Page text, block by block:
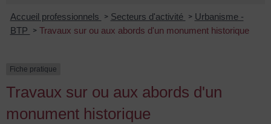
Accueil professionnels > Secteurs d'activité > Urbanisme -
BTP
> Travaux sur ou aux abords d'un monument historique
Fiche pratique
Travaux sur ou aux abords d'un
monument historique